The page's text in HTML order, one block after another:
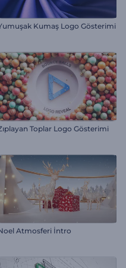
Kumaş Logo Gösterimi
Toplar Logo Gösterimi
Atmosferi İntro